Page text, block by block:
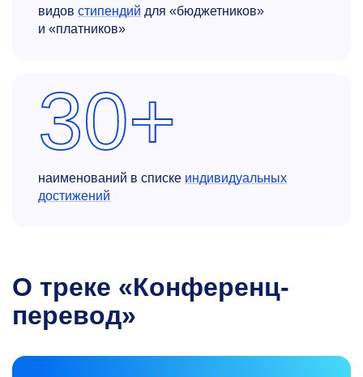
видов стипендий для «бюджетников»
и «платников»
30+
наименований в списке индивидуальных
достижений
О треке «Конференц-
перевод»